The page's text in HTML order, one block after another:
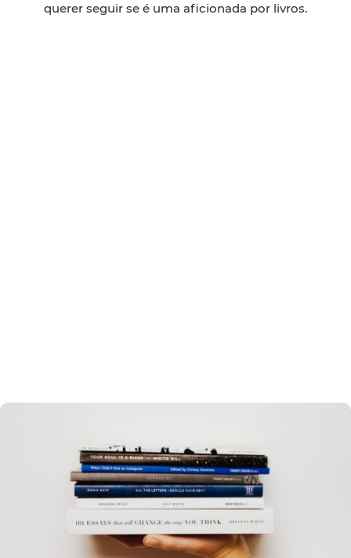
querer seguir se é uma aficionada por livros.